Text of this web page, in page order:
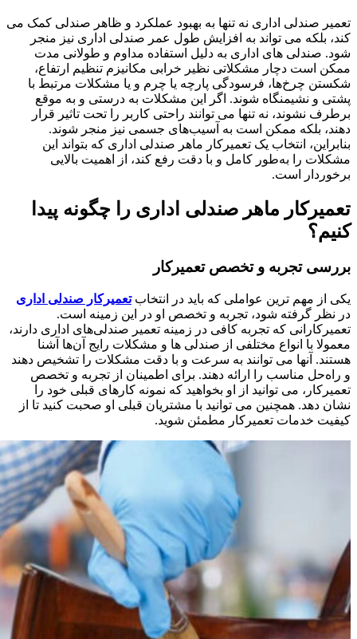
تعمیر صندلی اداری نه تنها به بهبود عملکرد و ظاهر صندلی کمک می
‌کند، بلکه می ‌تواند به افزایش طول عمر صندلی اداری نیز منجر
شود. صندلی ‌های اداری به دلیل استفاده مداوم و طولانی مدت
ممکن است دچار مشکلاتی نظیر خرابی مکانیزم تنظیم ارتفاع،
شکستن چرخ‌ها، فرسودگی پارچه یا چرم و یا مشکلات مرتبط با
پشتی و نشیمنگاه شوند. اگر این مشکلات به درستی و به موقع
برطرف نشوند، نه تنها می ‌توانند راحتی کاربر را تحت تاثیر قرار
دهند، بلکه ممکن است به آسیب‌های جسمی نیز منجر شوند.
بنابراین، انتخاب یک تعمیرکار ماهر صندلی اداری که بتواند این
مشکلات را به‌طور کامل و با دقت رفع کند، از اهمیت بالایی
برخوردار است.
تعمیرکار ماهر صندلی اداری را چگونه پیدا
کنیم؟
بررسی تجربه و تخصص تعمیرکار
یکی از مهم ‌ترین عواملی که باید در انتخابتعمیرکار صندلی اداری
در نظر گرفته شود، تجربه و تخصص او در این زمینه است.
تعمیرکارانی که تجربه کافی در زمینه تعمیر صندلی‌های اداری دارند،
معمولا با انواع مختلفی از صندلی ‌ها و مشکلات رایج آن‌ها آشنا
هستند. آنها می ‌توانند به سرعت و با دقت مشکلات را تشخیص دهند
و راه‌حل مناسب را ارائه دهند. برای اطمینان از تجربه و تخصص
تعمیرکار، می ‌توانید از او بخواهید که نمونه کارهای قبلی خود را
نشان دهد. همچنین می توانید با مشتریان قبلی او صحبت کنید تا از
کیفیت خدمات تعمیرکار مطمئن شوید.